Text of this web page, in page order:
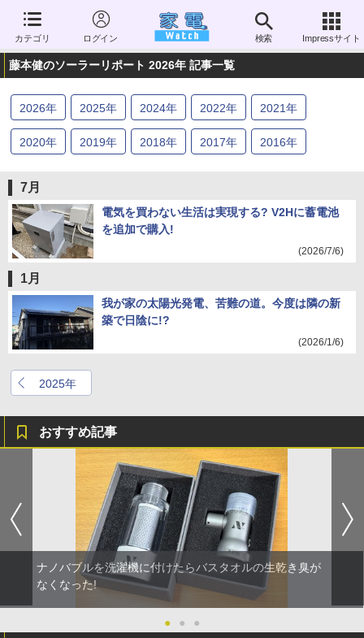
カテゴリ ログイン 検索 Impressサイト
藤本健のソーラーリポート 2026年 記事一覧
2026年 2025年 2024年 2022年 2021年
2020年 2019年 2018年 2017年 2016年
7月
電気を買わない生活は実現する? V2Hに蓄電池
を追加で購入!
(2026/7/6)
1月
我が家の太陽光発電、苦難の道。今度は隣の新
築で日陰に!?
(2026/1/6)
2025年
おすすめ記事
ナノバブルを洗濯機に付けたらバスタオルの生乾き臭が
なくなった!
● ● ●